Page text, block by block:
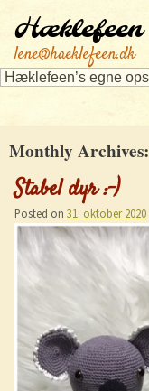
Hæklefeen
lene@haeklefeen.dk
Monthly Archives:
Stabel dyr :-)
Posted on 31. oktober 2020